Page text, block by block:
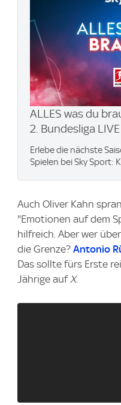
ALLES was du
2. Bundesliga
Erlebe die nächste
Spielen bei Sky Sport:
Auch Oliver Kahn
"Emotionen auf dem
hilfreich. Aber wer
die Grenze? Antonio
Das sollte fürs Erste
Jährige aufX.